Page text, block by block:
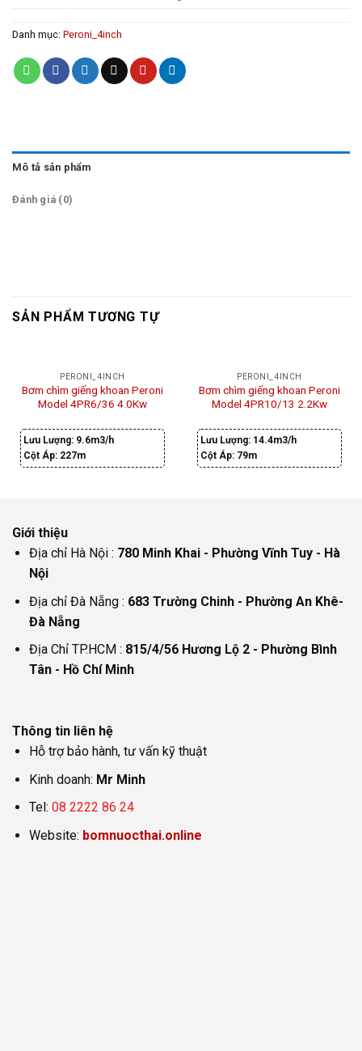
Danh mục: Peroni_4inch
Mô tả sản phẩm
Đánh giá (0)
SẢN PHẨM TƯƠNG TỰ
PERONI_4INCH
Bơm chìm giếng khoan Peroni
Model 4PR6/36 4.0Kw
Lưu Lượng: 9.6m3/h
Cột Áp: 227m
PERONI_4INCH
Bơm chìm giếng khoan Peroni
Model 4PR10/13 2.2Kw
Lưu Lượng: 14.4m3/h
Cột Áp: 79m
Giới thiệu
Địa chỉ Hà Nội : 780 Minh Khai - Phường Vĩnh Tuy - Hà
Nội
Địa chỉ Đà Nẵng : 683 Trường Chinh - Phường An Khê-
Đà Nẵng
Địa Chỉ TP.HCM : 815/4/56 Hương Lộ 2 - Phường Bình
Tân - Hồ Chí Minh
Thông tin liên hệ
Hỗ trợ bảo hành, tư vấn kỹ thuật
Kinh doanh: Mr Minh
Tel: 08 2222 86 24
Website: bomnuocthai.online